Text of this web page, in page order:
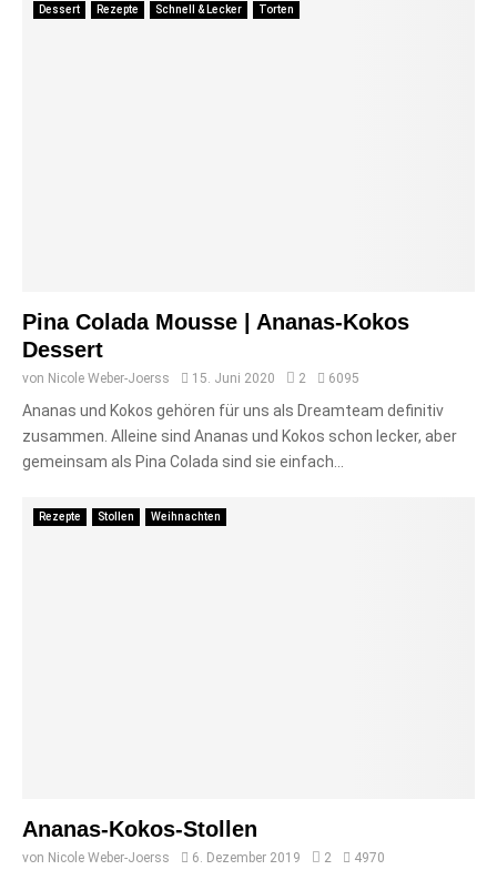
Dessert Rezepte Schnell & Lecker Torten
Pina Colada Mousse | Ananas-Kokos
Dessert
von Nicole Weber-Joerss 15. Juni 2020 2 6095
Ananas und Kokos gehören für uns als Dreamteam definitiv
zusammen. Alleine sind Ananas und Kokos schon lecker, aber
gemeinsam als Pina Colada sind sie einfach...
Rezepte Stollen Weihnachten
Ananas-Kokos-Stollen
von Nicole Weber-Joerss 6. Dezember 2019 2 4970